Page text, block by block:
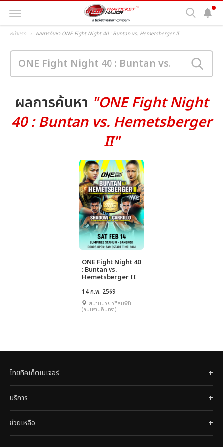
หน้าแรก ผลการค้นหา ONE Fight Night 40 : Buntan vs. Hemetsberger II
ผลการค้นหา "ONE Fight Night
40 : Buntan vs. Hemetsberger
II"
ONE Fight Night 40
: Buntan vs.
Hemetsberger II
14 ก.พ. 2569
สนามมวยเวทีลุมพินี
(ถนนรามอินทรา)
ไทยทิคเก็ตเมเจอร์
บริการ
ช่วยเหลือ